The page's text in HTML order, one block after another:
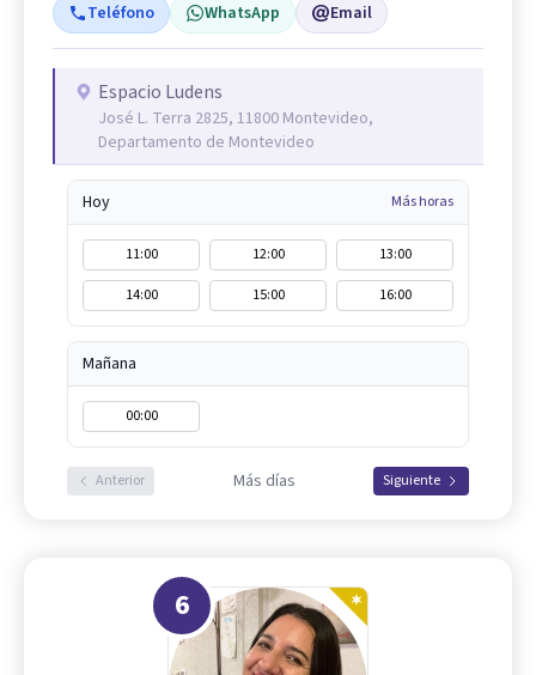
Teléfono WhatsApp Email
Espacio Ludens
José L. Terra 2825, 11800 Montevideo,
Departamento de Montevideo
Hoy Más horas
11:00 12:00
13:00
14:00
15:00 16:00
Mañana
00:00
Anterior Más días Siguiente
6